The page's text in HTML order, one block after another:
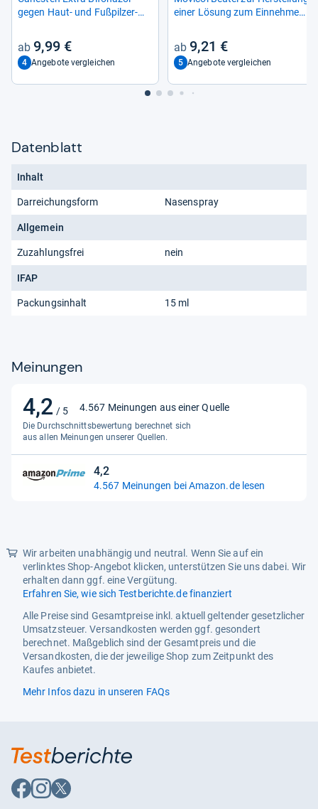
gegen Haut-​ und Fuß­pil­zer­
9,99 €
4 Angebote vergleichen
einer Lösung zum Ein­neh­men
9,21 €
5 Angebote vergleichen
Datenblatt
Inhalt
Darreichungsform Nasenspray
Allgemein
Zuzahlungsfrei nein
IFAP
Packungsinhalt 15 ml
Meinungen
4,2 / 5
4,2
von
5
Sternen
4.567 Meinungen aus einer Quelle
Die Durchschnittsbewertung berechnet sich
aus allen Meinungen unserer Quellen.
4,2
4,2
von
4.567 Meinungen bei Amazon.de lesen
Wir arbeiten unabhängig und neutral. Wenn Sie auf ein
verlinktes Shop-Angebot klicken, unterstützen Sie uns dabei. Wir
erhalten dann ggf. eine Vergütung.
Erfahren Sie, wie sich Testberichte.de finanziert
Alle Preise sind Gesamtpreise inkl. aktuell geltender gesetzlicher
Umsatzsteuer. Versandkosten werden ggf. gesondert
berechnet. Maßgeblich sind der Gesamtpreis und die
Versandkosten, die der jeweilige Shop zum Zeitpunkt des
Kaufes anbietet.
Mehr Infos dazu in unseren FAQs
Auf
Facebook
Auf
Instagram
Auf
X